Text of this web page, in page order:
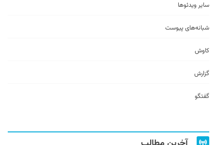
سایر ویدئو‌ها
شبانه‌های پیوست
کاوش
گزارش
گفتگو